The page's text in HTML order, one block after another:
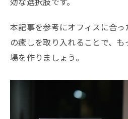
本記事を参考にオフィスに合
の癒しを取り入れることで、
場を作りましょう。